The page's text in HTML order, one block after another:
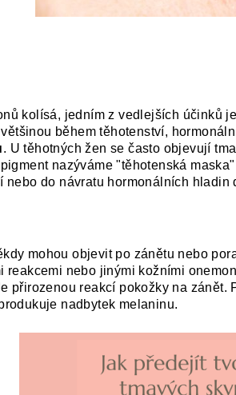
kolísá, jedním z vedlejších účinků
většinou během těhotenství,
. U těhotných žen se často objevují
nazýváme "těhotenská
nebo do návratu hormonálních hladin
mohou objevit po zánětu nebo
reakcemi nebo jinými kožními
přirozenou reakcí pokožky na
nadbytek melaninu.